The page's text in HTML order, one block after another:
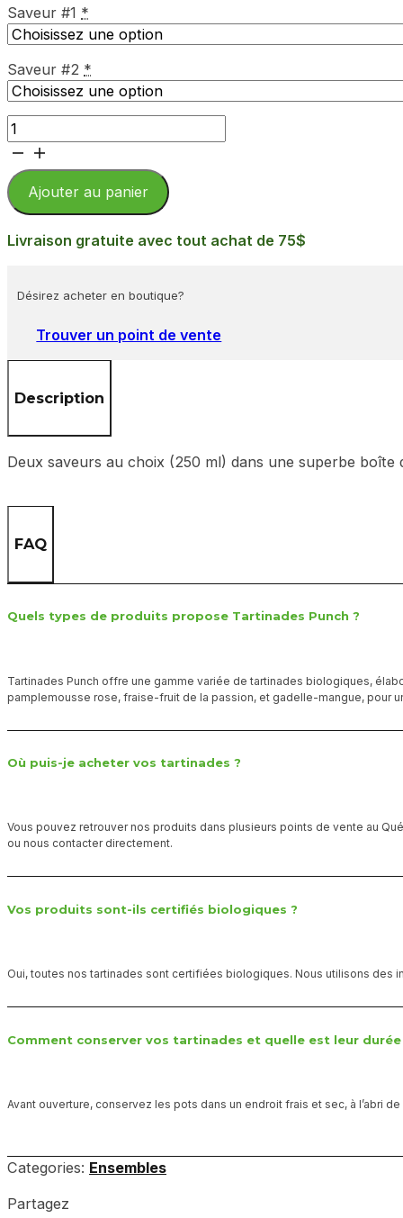
Saveur #1 *
Saveur #2 *
quantité
de
Duo
de
tartinades
Ajouter au panier
Livraison gratuite avec tout achat de 75$
Désirez acheter en boutique?
Trouver un point de vente
Description
Deux saveurs au choix (250 ml) dans une superbe
FAQ
Quels types de produits propose Tartinades Punch ?
Tartinades Punch offre une gamme variée de tartinades biologiques,
pamplemousse rose, fraise-fruit de la passion, et gadelle-mangue, pour
Où puis-je acheter vos tartinades ?
Vous pouvez retrouver nos produits dans plusieurs points de vente au
ou nous contacter directement.
Vos produits sont-ils certifiés biologiques ?
Oui, toutes nos tartinades sont certifiées biologiques. Nous utilisons des
Comment conserver vos tartinades et quelle est leur durée
Avant ouverture, conservez les pots dans un endroit frais et sec, à l’abri
Categories: Ensembles
Partagez